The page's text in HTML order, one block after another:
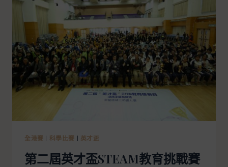
全港賽 科學比賽 英才盃
第二屆英才盃STEAM教育挑戰賽